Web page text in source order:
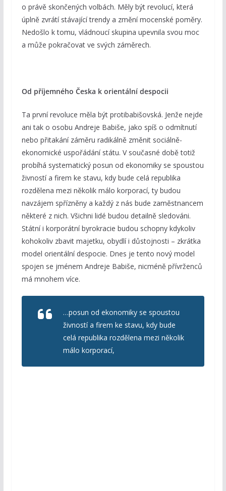
o právě skončených volbách. Měly být revolucí, která
úplně zvrátí stávající trendy a změní mocenské poměry.
Nedošlo k tomu, vládnoucí skupina upevnila svou moc
a může pokračovat ve svých záměrech.
Od příjemného Česka k orientální despocii
Ta první revoluce měla být protibabišovská. Jenže nejde
ani tak o osobu Andreje Babiše, jako spíš o odmítnutí
nebo přitakání záměru radikálně změnit sociálně-
ekonomické uspořádání státu. V současné době totiž
probíhá systematický posun od ekonomiky se spoustou
živností a firem ke stavu, kdy bude celá republika
rozdělena mezi několik málo korporací, ty budou
navzájem spřízněny a každý z nás bude zaměstnancem
některé z nich. Všichni lidé budou detailně sledováni.
Státní i korporátní byrokracie budou schopny kdykoliv
kohokoliv zbavit majetku, obydlí i důstojnosti – zkrátka
model orientální despocie. Dnes je tento nový model
spojen se jménem Andreje Babiše, nicméně přívrženců
má mnohem více.
…posun od ekonomiky se spoustou
živností a firem ke stavu, kdy bude
celá republika rozdělena mezi několik
málo korporací,